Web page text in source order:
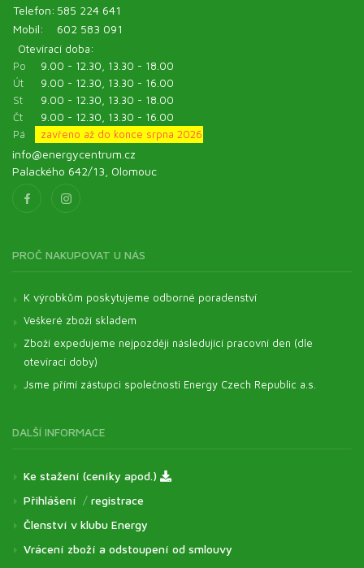
Telefon: 585 224 641
Mobil:
602 583 091
Otevírací doba:
Po
9.00 - 12.30, 13.30 - 18.00
Út
9.00 - 12.30, 13.30 - 16.00
St
9.00 - 12.30, 13.30 - 18.00
Čt
9.00 - 12.30, 13.30 - 16.00
Pá
zavřeno až do konce srpna 2026
info@energycentrum.cz
Palackého 642/13, Olomouc
PROČ NAKUPOVAT U NÁS
K výrobkům poskytujeme odborné poradenství
Veškeré zboží skladem
Zboží expedujeme nejpozději následující pracovní den (dle
otevírací doby)
Jsme přímí zástupci společnosti Energy Czech Republic a.s.
DALŠÍ INFORMACE
Ke stažení (ceníky apod.)
Přihlášení / registrace
Členství v klubu Energy
Vrácení zboží a odstoupení od smlouvy